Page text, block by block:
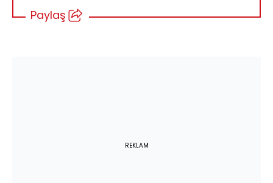
Paylaş
REKLAM